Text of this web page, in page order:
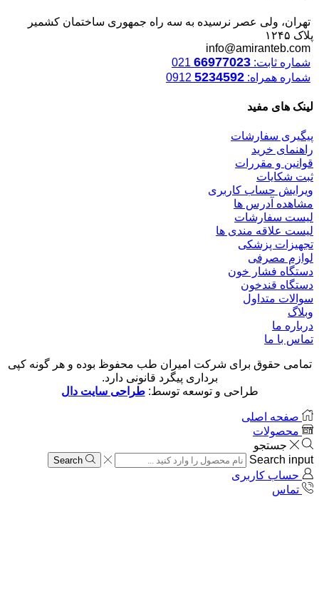
تهران، ولی عصر نرسیده به سه راه جمهوری ساختمان کشمیر
پلاک ۱۲۴۵
info@amiranteb.com
شماره ثابت: 66977023
شماره همراه: 5234592
لینک های مفید
پیگیری سفارشات
راهنمای خرید
قوانین و مقررات
ثبت شکایات
ویرایش حساب کاربری
مشاهده آدرس ها
لیست سفارشات
لیست علاقه مندی ها
تجهیزات پزشکی
لوازم مصرفی
دستگاه فشار خون
دستگاه قندخون
سوالات متداول
وبلاگ
درباره ما
تماس با ما
تمامی حقوق برای شرکت امیران طب محفوظ بوده و هر گونه کپی
برداری پیگرد قانونی دارد.
طراحی و توسعه توسط:طراحی سایت دال
صفحه اصلی
محصولات
جستجو
Search input
Search
حساب کاربری
تماس